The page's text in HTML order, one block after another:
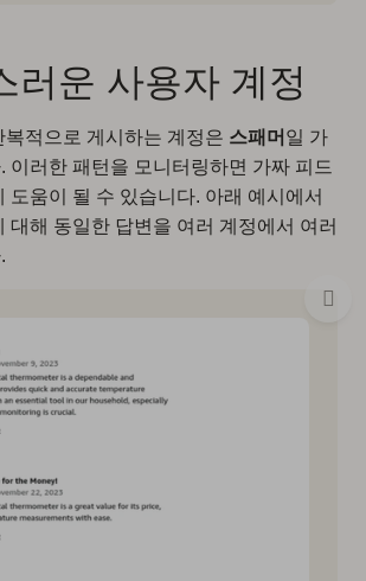
러운 사용자 계정
복적으로 게시하는 계정은 스패머 일 가
이러한 패턴을 모니터링하면 가짜 피드
도움이 될 수 있습니다. 아래 예시에서
대해 동일한 답변을 여러 계정에서 여러